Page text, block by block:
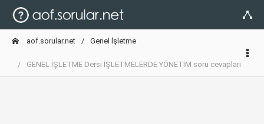
aof.sorular.net Genel İşletme
GENEL İŞLETME Dersi İŞLETMELERDE YÖNETİM soru cevapları